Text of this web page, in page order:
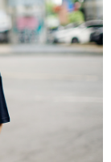
可透過四大超商／
。
取消訂單，請聯絡
需透過AFTEE先享
示為準，若有關於
「AFTEE先享後付
home